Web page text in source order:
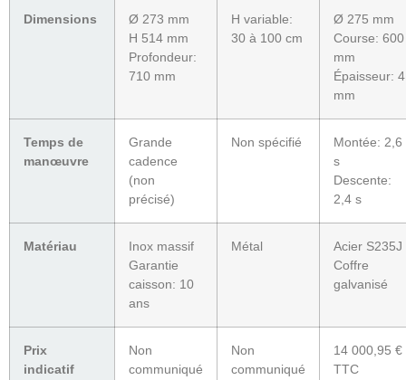
Dimensions
Ø 273 mm
H 514 mm
Profondeur:
710 mm
H variable:
30 à 100 cm
Ø 275 mm
Course: 600
mm
Épaisseur: 4
mm
Temps de
manœuvre
Grande
cadence
(non
précisé)
Non spécifié
Montée: 2,6
s
Descente:
2,4 s
Matériau
Inox massif
Garantie
caisson: 10
ans
Métal
Acier S235J
Coffre
galvanisé
Prix
indicatif
Non
communiqué
Non
communiqué
14 000,95 €
TTC